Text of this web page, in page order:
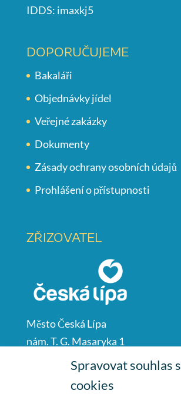
Spravovat souhlas s
cookies
IDDS: imaxkj5
DOPORUČUJEME
Bakaláři
Objednávky jídel
Veřejné zakázky
Dokumenty
Zásady ochrany osobních údajů
Prohlášení o přístupnosti
ZŘIZOVATEL
Město Česká Lípa
nám. T. G. Masaryka 1
Česká Lípa